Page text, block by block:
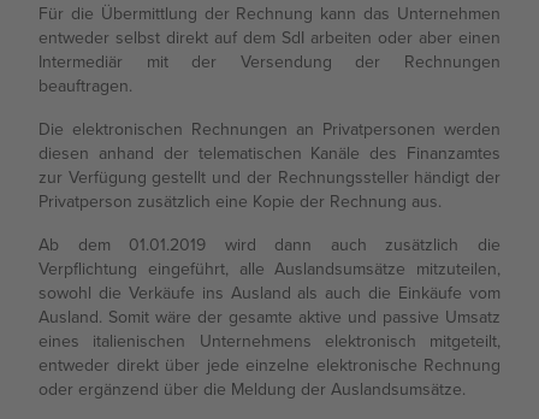
Für die Übermittlung der Rechnung kann das Unternehmen
entweder selbst direkt auf dem SdI arbeiten oder aber einen
Intermediär mit der Versendung der Rechnungen
beauftragen.
Die elektronischen Rechnungen an Privatpersonen werden
diesen anhand der telematischen Kanäle des Finanzamtes
zur Verfügung gestellt und der Rechnungssteller händigt der
Privatperson zusätzlich eine Kopie der Rechnung aus.
Ab dem 01.01.2019 wird dann auch zusätzlich die
Verpflichtung eingeführt, alle Auslandsumsätze mitzuteilen,
sowohl die Verkäufe ins Ausland als auch die Einkäufe vom
Ausland. Somit wäre der gesamte aktive und passive Umsatz
eines italienischen Unternehmens elektronisch mitgeteilt,
entweder direkt über jede einzelne elektronische Rechnung
oder ergänzend über die Meldung der Auslandsumsätze.